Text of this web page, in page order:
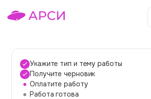
Темы работ
Укажите тип и тему работы
Получите черновик
Оплатите работу
Работа готова